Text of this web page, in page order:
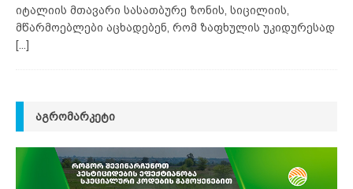
იტალიის მთავარი სასათბურე ზონის, სიცილიის,
მწარმოებლები აცხადებენ, რომ ზაფხულის უკიდურესად
[...]
ᲐᲒᲠᲝᲛᲐᲠᲙᲔᲢᲘ